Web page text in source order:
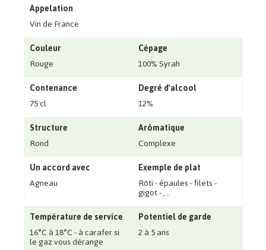
Appelation
Vin de France
Couleur
Rouge
Cépage
100% Syrah
Contenance
75 cl
Degré d'alcool
12%
Structure
Rond
Arômatique
Complexe
Un accord avec
Agneau
Exemple de plat
Rôti - épaules - filets -
gigot - ‚...
Température de service
16°C à 18°C - à carafer si
le gaz vous dérange
Potentiel de garde
2 à 5 ans